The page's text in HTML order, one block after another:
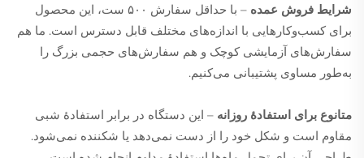
شرایط فروش عمده
– با حداقل سفارش ۵۰۰ ست، این محصول
برای کسب‌وکارهایی با اندازه‌های مختلف قابل دسترس است. ما هم
سفارش‌های آزمایشی کوچک و هم سفارش‌های حجمی بزرگ را
به‌طور مساوی پشتیبانی می‌کنیم.
متانوع برای استفادهٔ روزانه – این دستگاه در برابر استفادهٔ شبی
مقاوم است و شکل خود را از دست نمی‌دهد یا شکننده نمی‌شود.